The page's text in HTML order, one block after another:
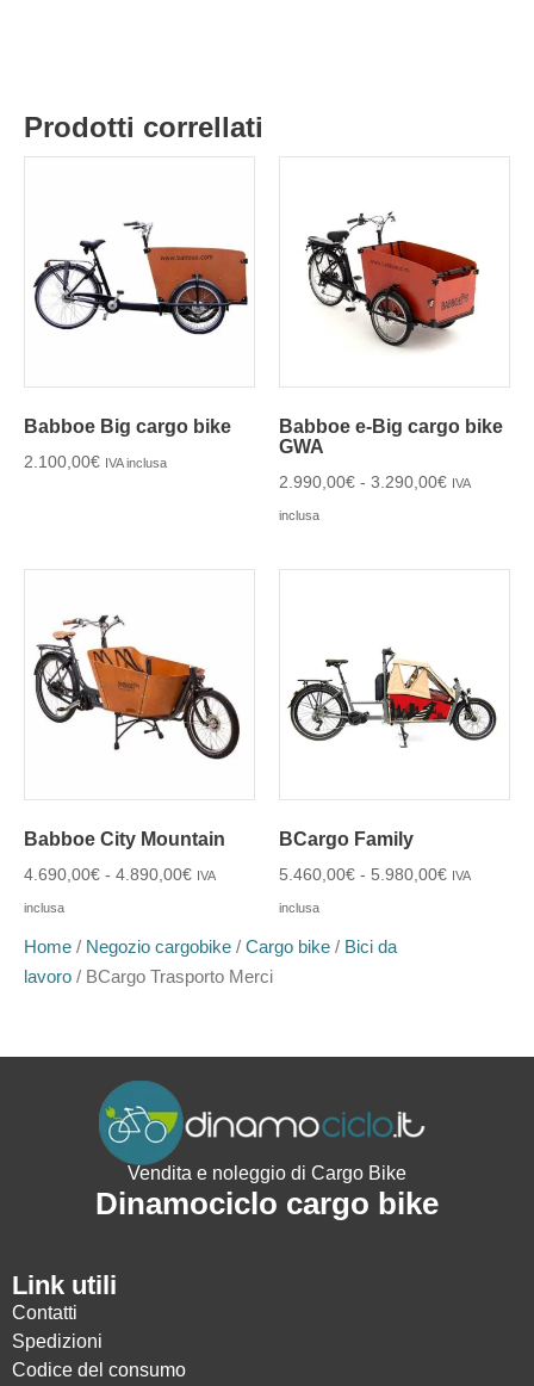
Prodotti correllati
Babboe Big cargo bike
2.100,00€ IVA inclusa
Babboe e-Big cargo bike
GWA
2.990,00€ - 3.290,00€ IVA
inclusa
Babboe City Mountain
4.690,00€ - 4.890,00€ IVA
inclusa
BCargo Family
5.460,00€ - 5.980,00€ IVA
inclusa
Home / Negozio cargobike / Cargo bike / Bici da
lavoro / BCargo Trasporto Merci
Vendita e noleggio di Cargo Bike
Dinamociclo cargo bike
Link utili
Contatti
Spedizioni
Codice del consumo